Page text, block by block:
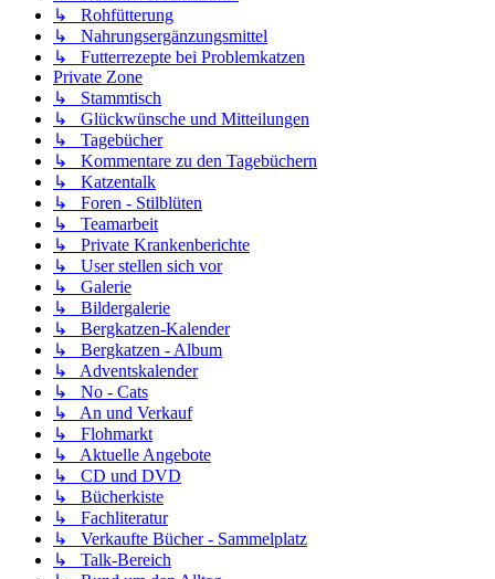
↳ Rohfütterung
↳ Nahrungsergänzungsmittel
↳ Futterrezepte bei Problemkatzen
Private Zone
↳ Stammtisch
↳ Glückwünsche und Mitteilungen
↳ Tagebücher
↳ Kommentare zu den Tagebüchern
↳ Katzentalk
↳ Foren - Stilblüten
↳ Teamarbeit
↳ Private Krankenberichte
↳ User stellen sich vor
↳ Galerie
↳ Bildergalerie
↳ Bergkatzen-Kalender
↳ Bergkatzen - Album
↳ Adventskalender
↳ No - Cats
↳ An und Verkauf
↳ Flohmarkt
↳ Aktuelle Angebote
↳ CD und DVD
↳ Bücherkiste
↳ Fachliteratur
↳ Verkaufte Bücher - Sammelplatz
↳ Talk-Bereich